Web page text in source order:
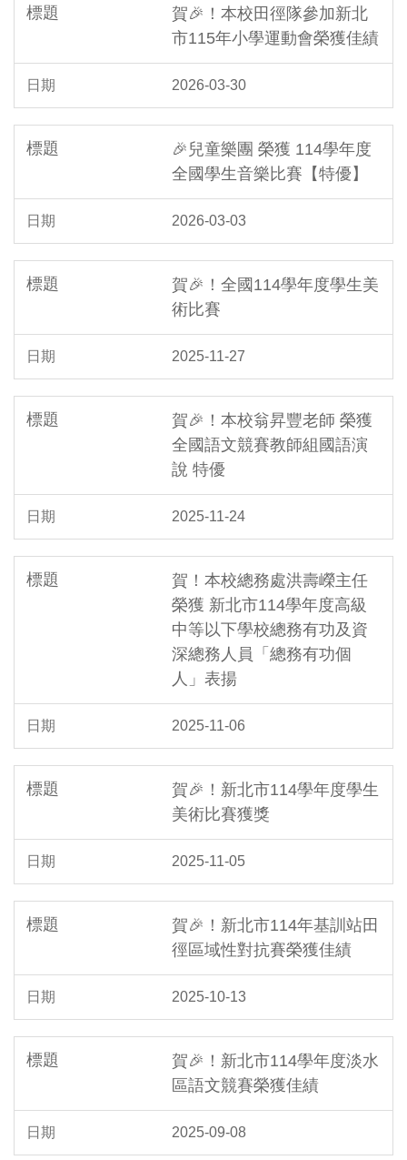
賀🎉！本校田徑隊參加新北
市115年小學運動會榮獲佳績
2026-03-30
🎉兒童樂團 榮獲 114學年度
全國學生音樂比賽【特優】
2026-03-03
賀🎉！全國114學年度學生美
術比賽
2025-11-27
賀🎉！本校翁昇豐老師 榮獲
全國語文競賽教師組國語演
說 特優
2025-11-24
賀！本校總務處洪壽嶸主任
榮獲 新北市114學年度高級
中等以下學校總務有功及資
深總務人員「總務有功個
人」表揚
2025-11-06
賀🎉！新北市114學年度學生
美術比賽獲獎
2025-11-05
賀🎉！新北市114年基訓站田
徑區域性對抗賽榮獲佳績
2025-10-13
賀🎉！新北市114學年度淡水
區語文競賽榮獲佳績
2025-09-08